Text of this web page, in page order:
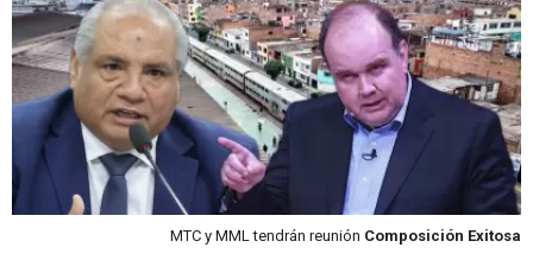
MTC y MML tendrán reunión Composición Exitosa